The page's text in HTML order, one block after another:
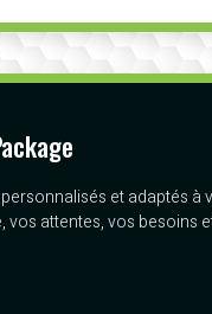
et adaptés à
vos attentes, vos besoins